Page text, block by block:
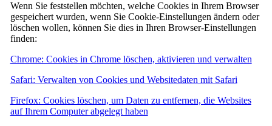
Wenn Sie feststellen möchten, welche Cookies in Ihrem Browser
gespeichert wurden, wenn Sie Cookie-Einstellungen ändern oder
löschen wollen, können Sie dies in Ihren Browser-Einstellungen
finden:
Chrome: Cookies in Chrome löschen, aktivieren und verwalten
Safari: Verwalten von Cookies und Websitedaten mit Safari
Firefox: Cookies löschen, um Daten zu entfernen, die Websites
auf Ihrem Computer abgelegt haben